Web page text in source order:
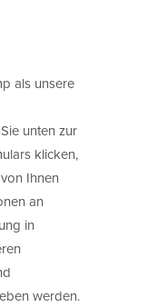
als unsere
unten zur
klicken,
Ihnen
an
in
werden.